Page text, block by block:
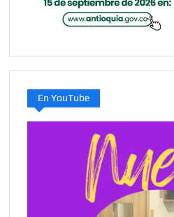
En YouTube